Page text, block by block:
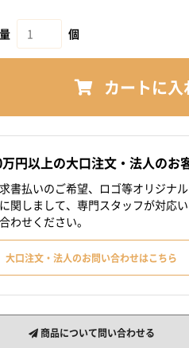
個
カートに入
円以上の大口注文・法人のお
書払いのご希望、ロゴ等オリジナ
関しまして、専門スタッフが対応
わせください。
大口注文・法人のお問い合わせはこちら
商品について問い合わせる